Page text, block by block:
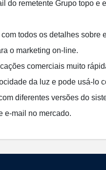
do remetente Grupo topo
todos os detalhes sobre
o marketing on-line.
comerciais muito
da luz e pode usá-lo
diferentes versões do
e-mail no mercado.